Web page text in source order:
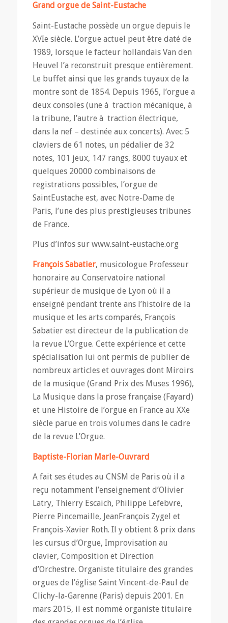
Grand orgue de Saint-Eustache
Saint-Eustache possède un orgue depuis le
XVIe siècle. L’orgue actuel peut être daté de
1989, lorsque le facteur hollandais Van den
Heuvel l’a reconstruit presque entièrement.
Le buffet ainsi que les grands tuyaux de la
montre sont de 1854. Depuis 1965, l’orgue a
deux consoles (une à traction mécanique, à
la tribune, l’autre à traction électrique,
dans la nef – destinée aux concerts). Avec 5
claviers de 61 notes, un pédalier de 32
notes, 101 jeux, 147 rangs, 8000 tuyaux et
quelques 20000 combinaisons de
registrations possibles, l’orgue de
SaintEustache est, avec Notre-Dame de
Paris, l’une des plus prestigieuses tribunes
de France.
Plus d’infos sur www.saint-eustache.org
François Sabatier, musicologue Professeur
honoraire au Conservatoire national
supérieur de musique de Lyon où il a
enseigné pendant trente ans l’histoire de la
musique et les arts comparés, François
Sabatier est directeur de la publication de
la revue L’Orgue. Cette expérience et cette
spécialisation lui ont permis de publier de
nombreux articles et ouvrages dont Miroirs
de la musique (Grand Prix des Muses 1996),
La Musique dans la prose française (Fayard)
et une Histoire de l’orgue en France au XXe
siècle parue en trois volumes dans le cadre
de la revue L’Orgue.
Baptiste-Florian Marle-Ouvrard
A fait ses études au CNSM de Paris où il a
reçu notamment l’enseignement d’Olivier
Latry, Thierry Escaich, Philippe Lefebvre,
Pierre Pincemaille, JeanFrançois Zygel et
François-Xavier Roth. Il y obtient 8 prix dans
les cursus d’Orgue, Improvisation au
clavier, Composition et Direction
d’Orchestre. Organiste titulaire des grandes
orgues de l’église Saint Vincent-de-Paul de
Clichy-la-Garenne (Paris) depuis 2001. En
mars 2015, il est nommé organiste titulaire